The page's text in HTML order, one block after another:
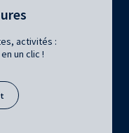
activités :
un clic !